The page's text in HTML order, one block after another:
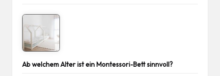
Ab welchem Alter ist ein Montessori-Bett sinnvoll?